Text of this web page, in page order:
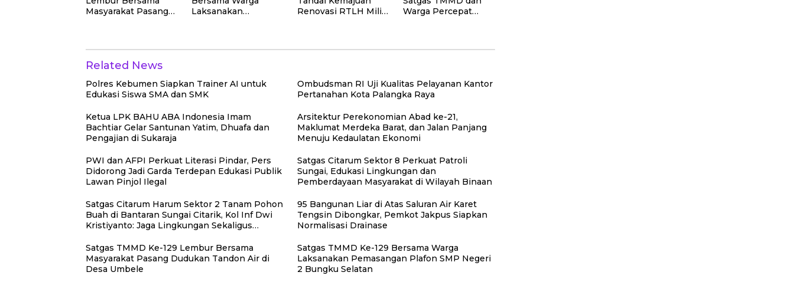
Masyarakat Pasang
Laksanakan
Renovasi RTLH Milik
Warga Percepat
Related News
Polres Kebumen Siapkan Trainer AI untuk
Edukasi Siswa SMA dan SMK
Ombudsman RI Uji Kualitas Pelayanan Kantor
Pertanahan Kota Palangka Raya
Ketua LPK BAHU ABA Indonesia Imam
Bachtiar Gelar Santunan Yatim, Dhuafa dan
Pengajian di Sukaraja
Arsitektur Perekonomian Abad ke-21,
Maklumat Merdeka Barat, dan Jalan Panjang
Menuju Kedaulatan Ekonomi
PWI dan AFPI Perkuat Literasi Pindar, Pers
Didorong Jadi Garda Terdepan Edukasi Publik
Lawan Pinjol Ilegal
Satgas Citarum Sektor 8 Perkuat Patroli
Sungai, Edukasi Lingkungan dan
Pemberdayaan Masyarakat di Wilayah Binaan
Satgas Citarum Harum Sektor 2 Tanam Pohon
Buah di Bantaran Sungai Citarik, Kol Inf Dwi
Kristiyanto: Jaga Lingkungan Sekaligus
95 Bangunan Liar di Atas Saluran Air Karet
Tengsin Dibongkar, Pemkot Jakpus Siapkan
Normalisasi Drainase
Satgas TMMD Ke-129 Lembur Bersama
Masyarakat Pasang Dudukan Tandon Air di
Desa Umbele
Satgas TMMD Ke-129 Bersama Warga
Laksanakan Pemasangan Plafon SMP Negeri
2 Bungku Selatan